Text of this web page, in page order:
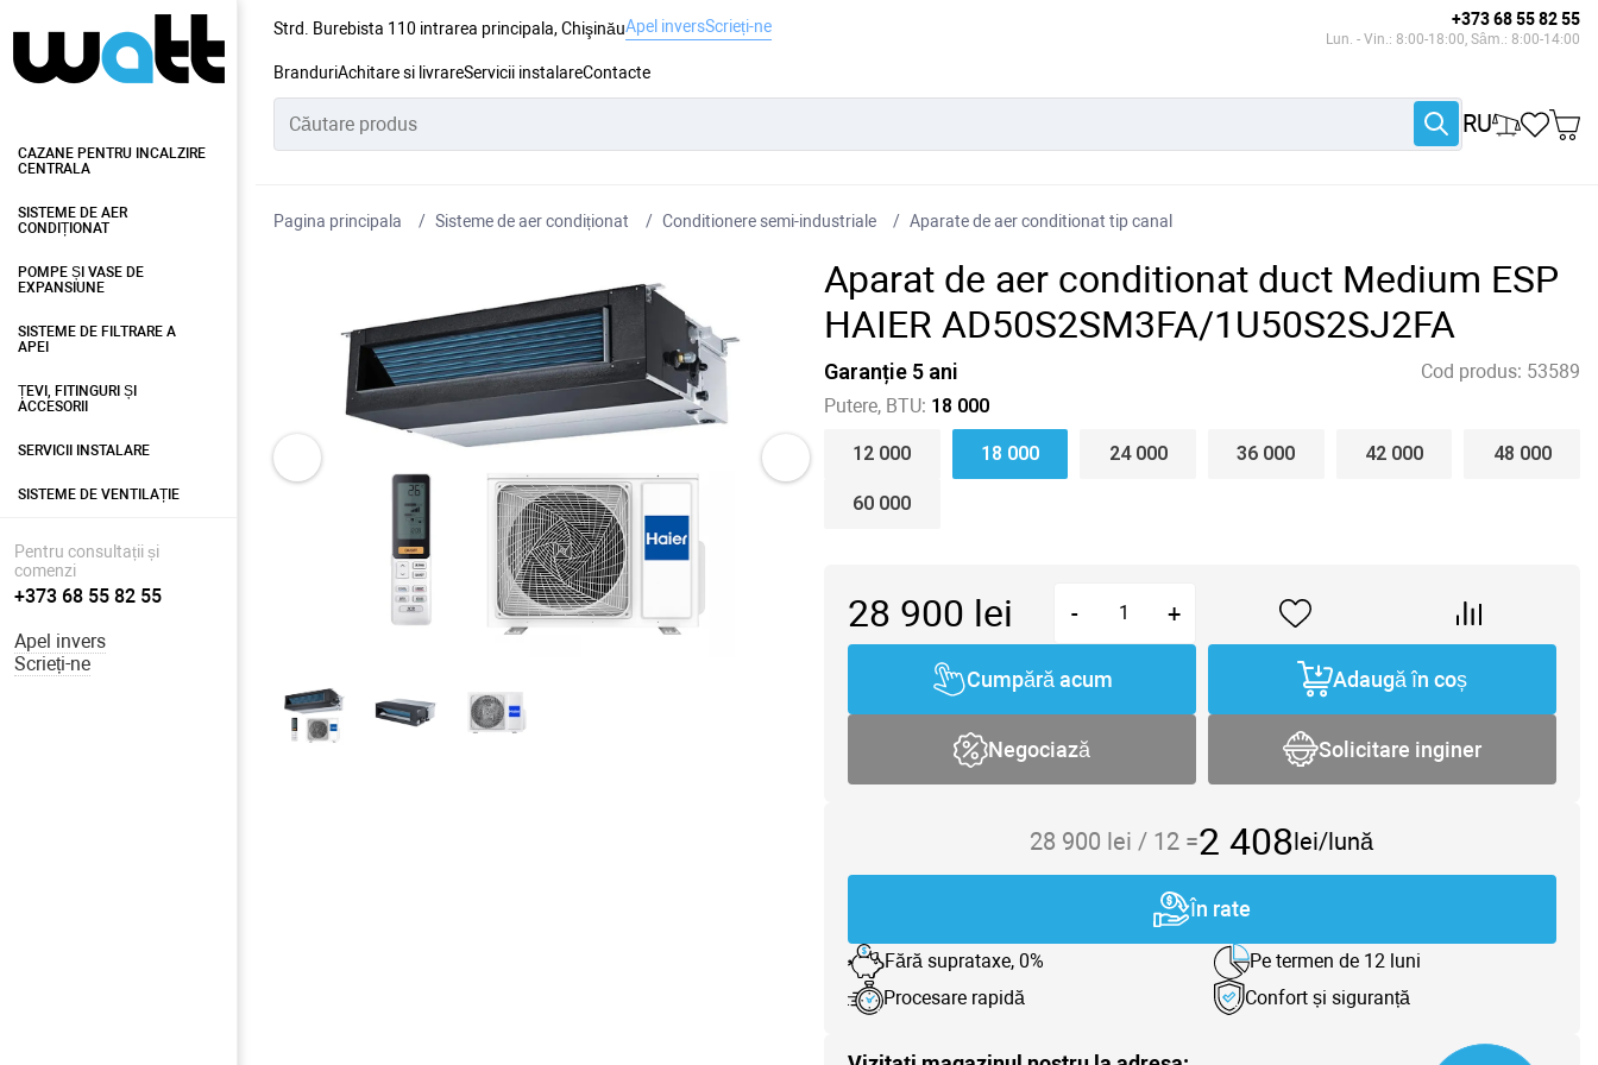
Strd. Burebista 110 intrarea principala, ChişinăuApel inversScrieți-ne +373 68 55 82 55
Lun. - Vin.: 8:00-18:00, Sâm.: 8:00-14:00
BranduriAchitare si livrareServicii instalareContacte
RU
CAZANE PENTRU INCALZIRE
CENTRALA
SISTEME DE AER
CONDIȚIONAT
POMPE ȘI VASE DE
EXPANSIUNE
SISTEME DE FILTRARE A
APEI
ȚEVI, FITINGURI ȘI
ACCESORII
SERVICII INSTALARE
SISTEME DE VENTILAȚIE
Pentru consultații și
comenzi
+373 68 55 82 55
Apel invers
Scrieți-ne
Pagina principala Sisteme de aer condiționat Conditionere semi-industriale Aparate de aer conditionat tip canal
Aparat de aer conditionat duct Medium ESP
HAIER AD50S2SM3FA/1U50S2SJ2FA
Garanție 5 ani Cod produs: 53589
Putere, BTU: 18 000
12 000 18 000 24 000 36 000 42 000 48 000
60 000
28 900 lei - +
Cumpără acum Adaugă în coș
Negociază Solicitare inginer
28 900 lei / 12 =2 408lei/lună
În rate
Fără suprataxe, 0%
Pe termen de 12 luni
Procesare rapidă
Confort și siguranță